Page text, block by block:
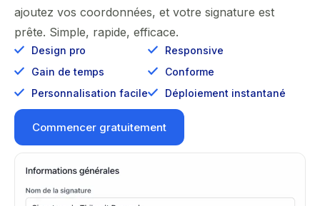
ajoutez vos coordonnées, et votre signature est
prête. Simple, rapide, efficace.
Design pro
Gain de temps
Personnalisation facile
Responsive
Conforme
Déploiement instantané
Commencer gratuitement